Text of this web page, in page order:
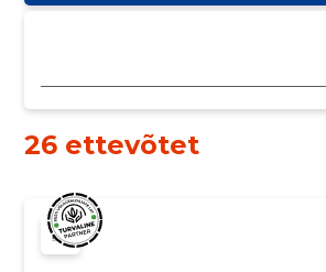
26 ettevõtet